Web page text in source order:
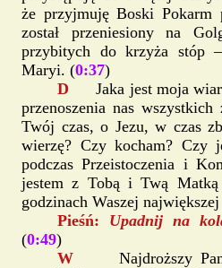
że przyjmuję Boski
został przeniesiony na
przybitych do krzyża stóp
Maryi. (0:37)
DJaka jest moja
przenoszenia nas
Twój czas, o Jezu, w czas
wierzę? Czy kocham? Czy
podczas Przeistoczenia i
jestem z Tobą i Twą
godzinach Waszej
Pieśń: Upadnij na
(0:49)
W Najdroższy